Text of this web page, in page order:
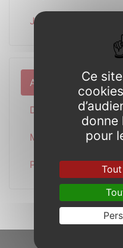
Journée bénévole 15
Actualité
Découverte
Municipalité
Pratique
Ce
donne
pour